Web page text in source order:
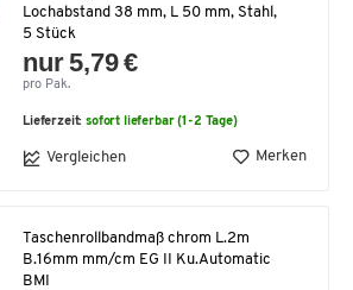
Lochabstand 38 mm, L 50 mm, Stahl,
5 Stück
nur 5,79 €
pro Pak.
Lieferzeit:sofort lieferbar (1-2 Tage)
Vergleichen Merken
Taschenrollbandmaß chrom L.2m
B.16mm mm/cm EG II Ku.Automatic
BMI